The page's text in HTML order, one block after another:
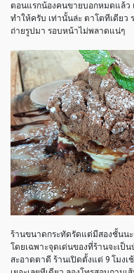
ตอนแรกน้องคนขายบอกหมดแล้ว
ทำให้ครับ เท่านั้นล่ะ ตาโตทีเดียว
ถ่ายรูปมา รอบหน้าไม่พลาดแน่ๆ
ร้านขนาดกระทัดรัดแต่มีสองชั้นน
โดยเฉพาะจุดเด่นของที่ร้านจะเป็
สะอาดตาดี ร้านเปิดตั้งแต่ 9 โมง